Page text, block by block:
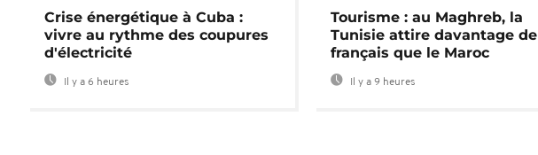
Crise énergétique à Cuba :
vivre au rythme des coupures
d'électricité
Il y a 6 heures
Tourisme : au Maghreb, la
Tunisie attire davantage de
français que le Maroc
Il y a 9 heures